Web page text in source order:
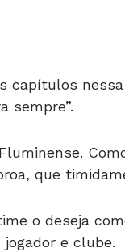
capítulos
sempre”.
que
o deseja
e clube.